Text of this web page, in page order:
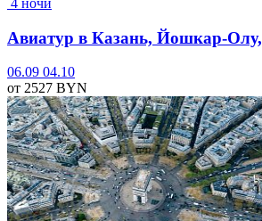
Авиатур в Казань, Йошкар-
06.09 04.10
от 2527 BYN